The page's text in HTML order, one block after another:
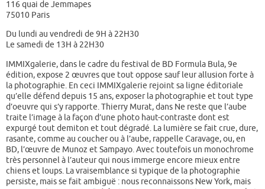
116 quai de Jemmapes
75010 Paris
Du lundi au vendredi de 9H à 22H30
Le samedi de 13H à 22H30
IMMIXgalerie, dans le cadre du festival de BD Formula Bula, 9e
édition, expose 2 œuvres que tout oppose sauf leur allusion forte à
la photographie. En ceci IMMIXgalerie rejoint sa ligne éditoriale
qu’elle défend depuis 15 ans, exposer la photographie et tout type
d’oeuvre qui s’y rapporte. Thierry Murat, dans Ne reste que l’aube
traite l’image à la façon d’une photo haut-contraste dont est
expurgé tout demiton et tout dégradé. La lumière se fait crue, dure,
rasante, comme au coucher ou à l’aube, rappelle Caravage, ou, en
BD, l’œuvre de Munoz et Sampayo. Avec toutefois un monochrome
très personnel à l’auteur qui nous immerge encore mieux entre
chiens et loups. La vraisemblance si typique de la photographie
persiste, mais se fait ambiguë : nous reconnaissons New York, mais